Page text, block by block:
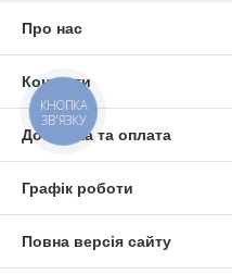
Про нас
Контакти
Доставка та оплата
Графік роботи
Повна версія сайту
КНОПКА
ЗВ'ЯЗКУ